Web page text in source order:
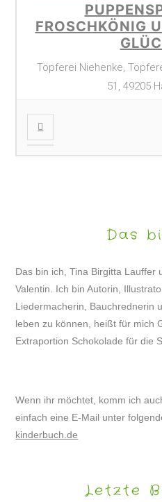
FROSCHKÖNIG
Töpferei Niehenke,
51, 49205
Das
Das bin ich, Tina Birgitta Lauffer
Valentin. Ich bin Autorin,
Liedermacherin, Bauchrednerin
leben zu können, heißt für mich
Extraportion Schokolade für die
Wenn ihr möchtet, komm ich
einfach eine E-Mail unter
kinderbuch.de
Letzte